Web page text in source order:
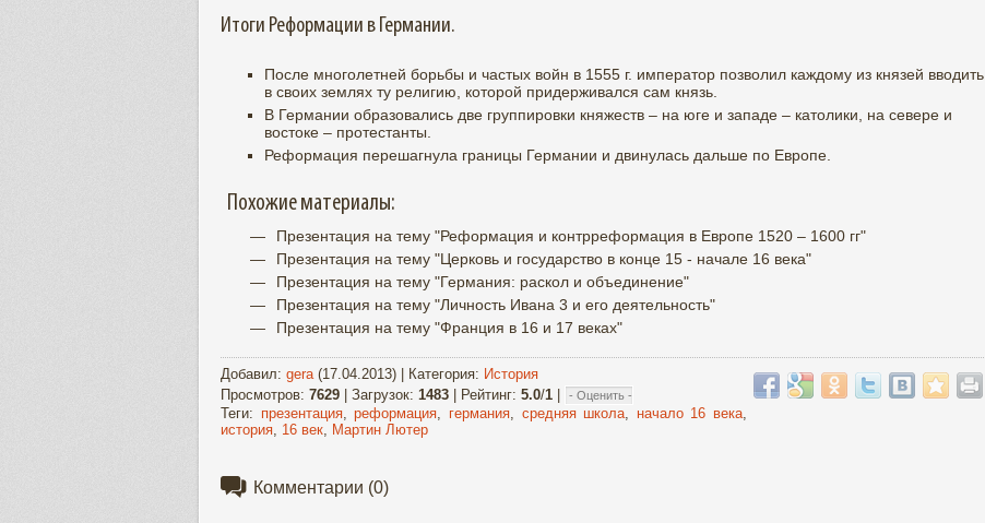
Итоги Реформации в Германии.
После многолетней борьбы и частых войн в 1555 г. император позволил каждому из князей вводить
в своих землях ту религию, которой придерживался сам князь.
В Германии образовались две группировки княжеств – на юге и западе – католики, на севере и
востоке – протестанты.
Реформация перешагнула границы Германии и двинулась дальше по Европе.
Похожие материалы:
Презентация на тему "Реформация и контрреформация в Европе 1520 – 1600 гг"
Презентация на тему "Церковь и государство в конце 15 - начале 16 века"
Презентация на тему "Германия: раскол и объединение"
Презентация на тему "Личность Ивана 3 и его деятельность"
Презентация на тему "Франция в 16 и 17 веках"
Добавил: gera (17.04.2013) | Категория: История
Просмотров: 7629 | Загрузок: 1483 | Рейтинг: 5.0/1 |
Теги: презентация,реформация германия, средняя школа начало 16 века
история 16 век Мартин Лютер
Комментарии (0)